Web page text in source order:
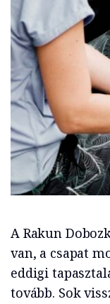
A Rakun
van, a csapat
eddigi
tovább. Sok